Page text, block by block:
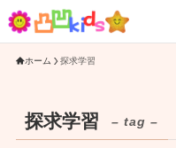
ホーム 探求学習
探求学習 – tag –